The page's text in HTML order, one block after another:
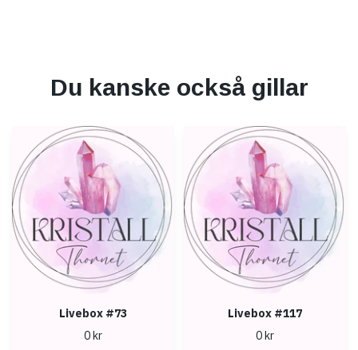
Du kanske också gillar
Livebox #73
0 kr
Livebox #117
0 kr